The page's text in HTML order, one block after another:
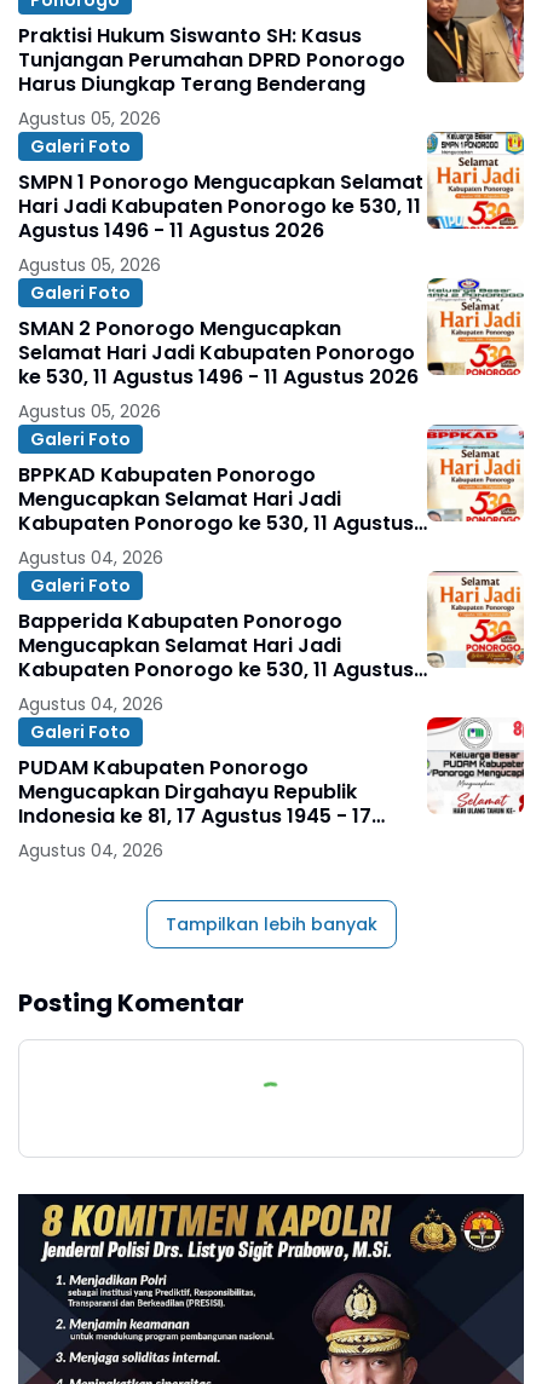
Praktisi Hukum Siswanto SH: Kasus
Tunjangan Perumahan DPRD Ponorogo
Harus Diungkap Terang Benderang
Agustus 05, 2026
Galeri Foto
SMPN 1 Ponorogo Mengucapkan Selamat
Hari Jadi Kabupaten Ponorogo ke 530, 11
Agustus 1496 - 11 Agustus 2026
Agustus 05, 2026
Galeri Foto
SMAN 2 Ponorogo Mengucapkan
Selamat Hari Jadi Kabupaten Ponorogo
ke 530, 11 Agustus 1496 - 11 Agustus 2026
Agustus 05, 2026
Galeri Foto
BPPKAD Kabupaten Ponorogo
Mengucapkan Selamat Hari Jadi
Kabupaten Ponorogo ke 530, 11 Agustus
1496 - 11 Agustus 2026
Agustus 04, 2026
Galeri Foto
Bapperida Kabupaten Ponorogo
Mengucapkan Selamat Hari Jadi
Kabupaten Ponorogo ke 530, 11 Agustus
1496 - 11 Agustus 2026
Agustus 04, 2026
Galeri Foto
PUDAM Kabupaten Ponorogo
Mengucapkan Dirgahayu Republik
Indonesia ke 81, 17 Agustus 1945 - 17
Agustus 2026
Agustus 04, 2026
Tampilkan lebih banyak
Posting Komentar